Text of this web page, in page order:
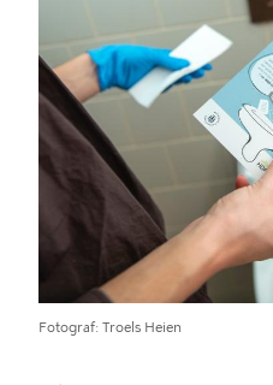
Fotograf Troels Heien